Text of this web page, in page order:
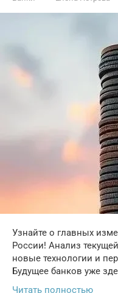
Узнайте о главных
России! Анализ
новые технологии и
Будущее банков уже
Читать полностью